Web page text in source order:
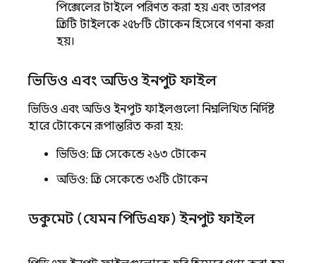
পিক্সেলের টাইলে পরিণত করা হয় এবং তারপর
প্রতিটি টাইলকে ২৫৮টি টোকেন হিসেবে গণনা করা
হয়।
ভিডিও এবং অডিও ইনপুট ফাইল
ভিডিও এবং অডিও ইনপুট ফাইলগুলো নিম্নলিখিত নির্দিষ্ট
হারে টোকেনে রূপান্তরিত করা হয়:
ভিডিও: প্রতি সেকেন্ডে ২৬৩ টোকেন
অডিও: প্রতি সেকেন্ডে ৩২টি টোকেন
ডকুমেন্ট (যেমন পিডিএফ) ইনপুট ফাইল